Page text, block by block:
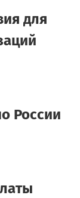
для
России